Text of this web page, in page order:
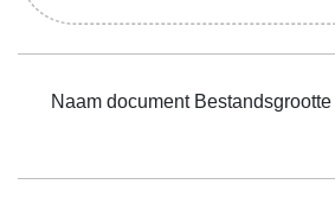
Naam document Bestandsgrootte